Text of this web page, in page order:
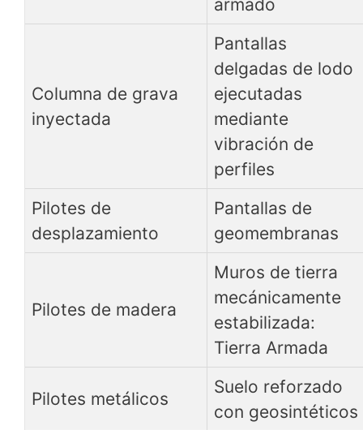
armado
Columna de grava
inyectada
Pantallas
delgadas de lodo
ejecutadas
mediante
vibración de
perfiles
Pilotes de
desplazamiento
Pantallas de
geomembranas
Pilotes de madera
Muros de tierra
mecánicamente
estabilizada:
Tierra Armada
Pilotes metálicos
Suelo reforzado
con geosintéticos